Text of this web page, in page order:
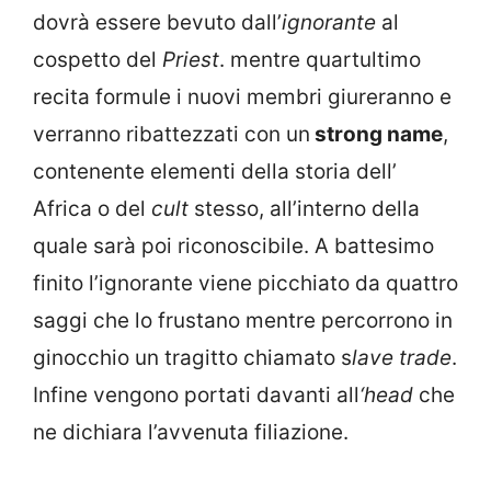
dovrà essere bevuto dall’ignorante al
cospetto del Priest. mentre quartultimo
recita formule i nuovi membri giureranno e
verranno ribattezzati con un strong name,
contenente elementi della storia dell’
Africa o del cult stesso, all’interno della
quale sarà poi riconoscibile. A battesimo
finito l’ignorante viene picchiato da quattro
saggi che lo frustano mentre percorrono in
ginocchio un tragitto chiamato slave trade.
Infine vengono portati davanti all‘head che
ne dichiara l’avvenuta filiazione.